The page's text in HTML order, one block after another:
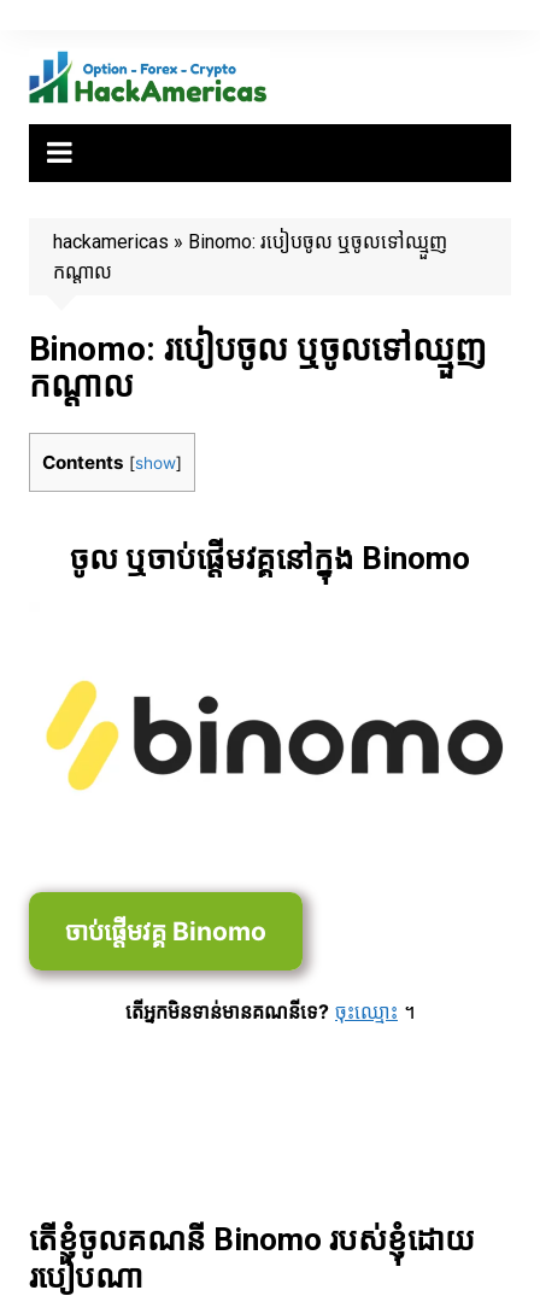
content
hackamericas » Binomo: របៀបចូល ឬចូលទៅឈ្មួញ
កណ្តាល
Binomo: របៀបចូល ឬចូលទៅឈ្មួញ
កណ្តាល
Contents [show]
ចូល ឬចាប់ផ្តើមវគ្គនៅក្នុង Binomo
ចាប់ផ្តើមវគ្គ Binomo
តើអ្នកមិនទាន់មានគណនីទេ? ចុះឈ្មោះ ។
តើខ្ញុំចូលគណនី Binomo របស់ខ្ញុំដោយ
របៀបណា